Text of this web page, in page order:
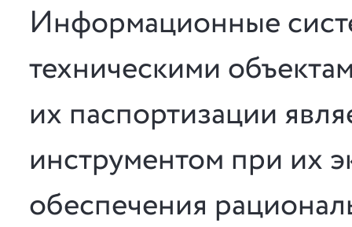
Информационные
техническими
их паспортизации
инструментом при их
обеспечения